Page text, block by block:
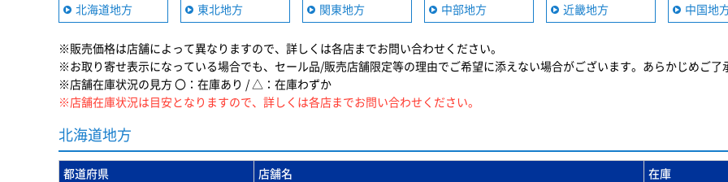
北海道地方 東北地方 関東地方 中部地方 近畿地方 中国地
※販売価格は店舗によって異なりますので、詳しくは各店までお問い合わせください。
※お取り寄せ表示になっている場合でも、セール品/販売店舗限定等の理由でご希望に添えない場合がございます。あらかじめご了
※店舗在庫状況の見方 〇：在庫あり / △：在庫わずか
※店舗在庫状況は目安となりますので、詳しくは各店までお問い合わせください。
北海道地方
都道府県 店舗名
在庫